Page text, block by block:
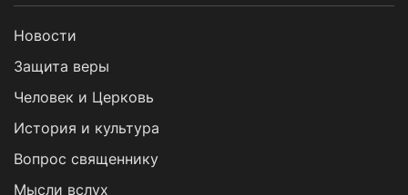
Новости
Защита веры
Человек и Церковь
История и культура
Вопрос священнику
Мысли вслух